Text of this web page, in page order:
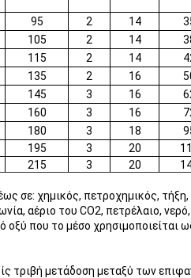
95 2 14
105 2 14
115 2 14
135 2 16
145 3 16
160 3 16
180 3 18
195 3 20
215 3 20
σε: χημικός, πετροχημικός,
αέριο του CO2, πετρέλαιο,
που το μέσο χρησιμοποιείται
τριβή μετάδοση μεταξύ των